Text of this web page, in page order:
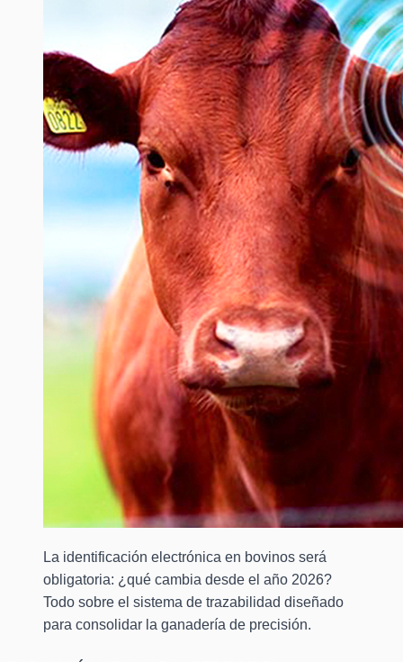
La identificación electrónica en bovinos será
obligatoria: ¿qué cambia desde el año 2026?
Todo sobre el sistema de trazabilidad diseñado
para consolidar la ganadería de precisión.